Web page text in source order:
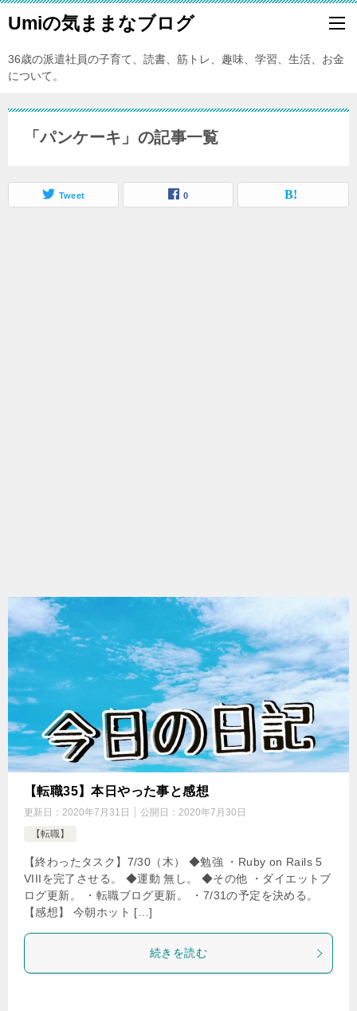
Umiの気ままなブログ
36歳の派遣社員の子育て、読書、筋トレ、趣味、学習、生活、お金
について。
「パンケーキ」の記事一覧
Tweet 0
【転職35】本日やった事と感想
更新日： 2020年7月31日 公開日： 2020年7月30日
【転職】
【終わったタスク】7/30（木） ◆勉強 ・Ruby on Rails 5
VIIIを完了させる。 ◆運動 無し。 ◆その他 ・ダイエットブ
ログ更新。 ・転職ブログ更新。 ・7/31の予定を決める。
【感想】 今朝ホット […]
続きを読む